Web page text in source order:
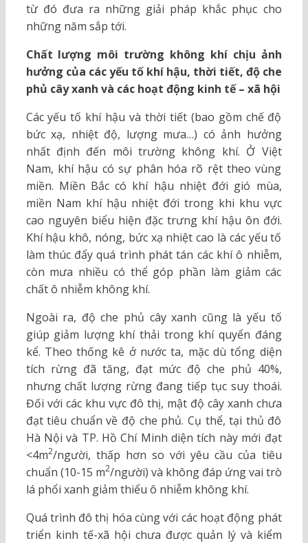
từ đó đưa ra những giải pháp khắc phục cho
những năm sắp tới.
Chất lượng môi trường không khí chịu ảnh
hưởng của các yếu tố khí hậu, thời tiết, độ che
phủ cây xanh và các hoạt động kinh tế – xã hội
Các yếu tố khí hậu và thời tiết (bao gồm chế độ
bức xạ, nhiệt độ, lượng mưa…) có ảnh hưởng
nhất định đến môi trường không khí. Ở Việt
Nam, khí hậu có sự phân hóa rõ rệt theo vùng
miền. Miền Bắc có khí hậu nhiệt đới gió mùa,
miền Nam khí hậu nhiệt đới trong khi khu vực
cao nguyên biểu hiện đặc trưng khí hậu ôn đới.
Khí hậu khô, nóng, bức xạ nhiệt cao là các yếu tố
làm thúc đẩy quá trình phát tán các khí ô nhiễm,
còn mưa nhiều có thể góp phần làm giảm các
chất ô nhiễm không khí.
Ngoài ra, độ che phủ cây xanh cũng là yếu tố
giúp giảm lượng khí thải trong khí quyển đáng
kể. Theo thống kê ở nước ta, mặc dù tổng diện
tích rừng đã tăng, đạt mức độ che phủ 40%,
nhưng chất lượng rừng đang tiếp tục suy thoái.
Đối với các khu vực đô thị, mật độ cây xanh chưa
đạt tiêu chuẩn về độ che phủ. Cụ thể, tại thủ đô
Hà Nội và TP. Hồ Chí Minh diện tích này mới đạt
<4m2/người, thấp hơn so với yêu cầu của tiêu
chuẩn (10-15 m2/người) và không đáp ứng vai trò
lá phổi xanh giảm thiểu ô nhiễm không khí.
Quá trình đô thị hóa cùng với các hoạt động phát
triển kinh tế-xã hội chưa được quản lý và kiểm